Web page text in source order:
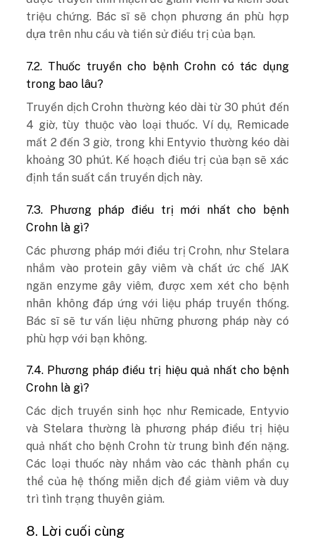
triệu chứng. Bác sĩ sẽ chọn phương án phù hợp
dựa trên nhu cầu và tiền sử điều trị của bạn.
7.2. Thuốc truyền cho bệnh Crohn có tác dụng
trong bao lâu?
Truyền dịch Crohn thường kéo dài từ 30 phút đến
4 giờ, tùy thuộc vào loại thuốc. Ví dụ, Remicade
mất 2 đến 3 giờ, trong khi Entyvio thường kéo dài
khoảng 30 phút. Kế hoạch điều trị của bạn sẽ xác
định tần suất cần truyền dịch này.
7.3. Phương pháp điều trị mới nhất cho bệnh
Crohn là gì?
Các phương pháp mới điều trị Crohn, như Stelara
nhắm vào protein gây viêm và chất ức chế JAK
ngăn enzyme gây viêm, được xem xét cho bệnh
nhân không đáp ứng với liệu pháp truyền thống.
Bác sĩ sẽ tư vấn liệu những phương pháp này có
phù hợp với bạn không.
7.4. Phương pháp điều trị hiệu quả nhất cho bệnh
Crohn là gì?
Các dịch truyền sinh học như Remicade, Entyvio
và Stelara thường là phương pháp điều trị hiệu
quả nhất cho bệnh Crohn từ trung bình đến nặng.
Các loại thuốc này nhắm vào các thành phần cụ
thể của hệ thống miễn dịch để giảm viêm và duy
trì tình trạng thuyên giảm.
8. Lời cuối cùng